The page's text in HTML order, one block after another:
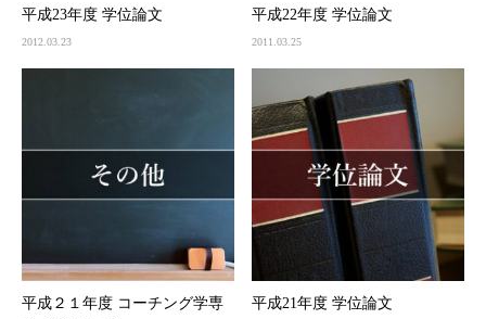
平成23年度 学位論文
2012.03.23
平成22年度 学位論文
2011.03.25
平成２１年度 コーチング学専
平成21年度 学位論文